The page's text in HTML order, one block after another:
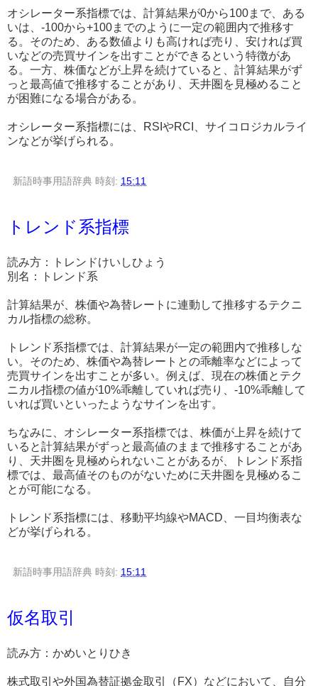
オシレーター系指標では、計算結果が0から100まで、ある
いは、-100から+100までのように一定の範囲内で推移す
る。そのため、ある数値よりも高ければ売り、安ければ買
いなどの売買サインを出すことができるという特徴があ
る。一方、株価などが上昇を続けていると、計算結果がず
っと最高値で推移することがあり、天井圏を見極めること
が困難になる場合がある。
オシレーター系指標には、RSIやRCI、サイコロジカルライ
ンなどが挙げられる。
新語時事用語辞典 時刻: 15:11
トレンド系指標
読み方：トレンドけいしひょう
別名：トレンド系
計算結果が、株価や為替レートに連動して推移するテクニ
カル指標の総称。
トレンド系指標では、計算結果が一定の範囲内で推移しな
い。そのため、株価や為替レートとの乖離率などによって
売買サインを出すことが多い。例えば、現在の株価とテク
ニカル指標の値が10%乖離していれば売り、-10%乖離して
いれば買いといったようなサインを出す。
ちなみに、オシレーター系指標では、株価が上昇を続けて
いると計算結果がずっと最高値のままで推移することがあ
り、天井圏を見極められないことがあるが、トレンド系指
標では、最高値そのものがないために天井圏を見極めるこ
とが可能になる。
トレンド系指標には、移動平均線やMACD、一目均衡表な
どが挙げられる。
新語時事用語辞典 時刻: 15:11
仮名取引
読み方：かめいとりひき
株式取引や外国為替証拠金取引（FX）などにおいて、自分